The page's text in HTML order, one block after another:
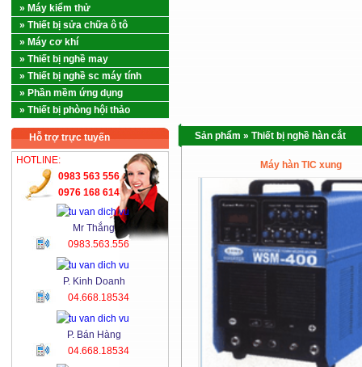
» Máy kiểm thử
» Thiết bị sửa chữa ô tô
» Máy cơ khí
» Thiết bị nghề may
» Thiết bị nghề sc máy tính
» Phần mềm ứng dụng
» Thiết bị phòng hội thảo
Hỗ trợ trực tuyến
HOTLINE:
0983 563 556
0976 168 614
Mr Thắng
0983.563.556
P. Kinh Doanh
04.668.18534
P. Bán Hàng
04.668.18534
Sản phẩm » Thiết bị nghề hàn cắt
Máy hàn TIC xung